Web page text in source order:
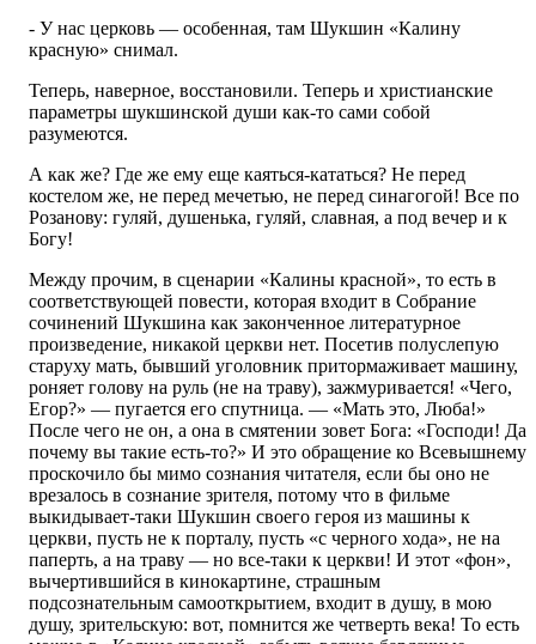
- У нас церковь — особенная, там Шукшин «Калину
красную» снимал.
Теперь, наверное, восстановили. Теперь и христианские
параметры шукшинской души как-то сами собой
разумеются.
А как же? Где же ему еще каяться-кататься? Не перед
костелом же, не перед мечетью, не перед синагогой! Все по
Розанову: гуляй, душенька, гуляй, славная, а под вечер и к
Богу!
Между прочим, в сценарии «Калины красной», то есть в
соответствующей повести, которая входит в Собрание
сочинений Шукшина как законченное литературное
произведение, никакой церкви нет. Посетив полуслепую
старуху мать, бывший уголовник притормаживает машину,
роняет голову на руль (не на траву), зажмуривается! «Чего,
Егор?» — пугается его спутница. — «Мать это, Люба!»
После чего не он, а она в смятении зовет Бога: «Господи! Да
почему вы такие есть-то?» И это обращение ко Всевышнему
проскочило бы мимо сознания читателя, если бы оно не
врезалось в сознание зрителя, потому что в фильме
выкидывает-таки Шукшин своего героя из машины к
церкви, пусть не к порталу, пусть «с черного хода», не на
паперть, а на траву — но все-таки к церкви! И этот «фон»,
вычертившийся в кинокартине, страшным
подсознательным самооткрытием, входит в душу, в мою
душу, зрительскую: вот, помнится же четверть века! То есть